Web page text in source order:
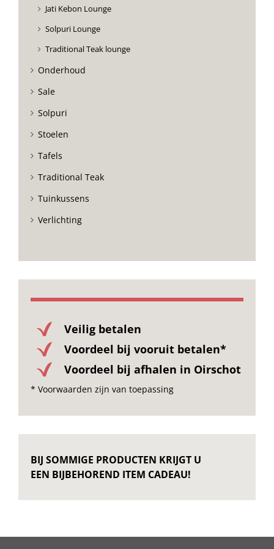
Jati Kebon Lounge
Solpuri Lounge
Traditional Teak lounge
Onderhoud
Sale
Solpuri
Stoelen
Tafels
Traditional Teak
Tuinkussens
Verlichting
Veilig betalen
Voordeel bij vooruit betalen*
Voordeel bij afhalen in Oirschot
* Voorwaarden zijn van toepassing
BIJ SOMMIGE PRODUCTEN KRIJGT U
EEN BIJBEHOREND ITEM CADEAU!